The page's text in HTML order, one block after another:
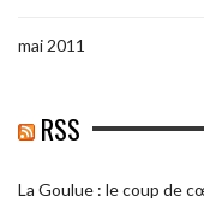
mai 2011
RSS
La Goulue : le coup de